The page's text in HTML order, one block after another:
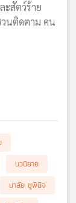
ะสัตว์ร้าย
นติดตาม คน
นวนิยาย
มาลัย ชูพินิจ